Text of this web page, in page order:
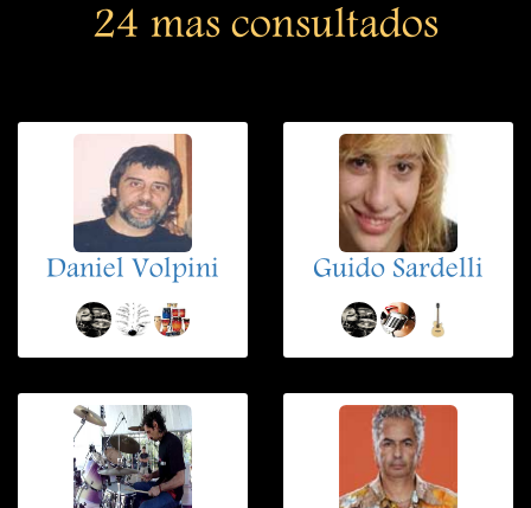
24 mas consultados
Daniel Volpini Guido Sardelli